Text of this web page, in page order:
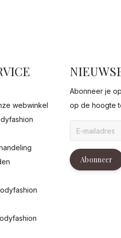
webwinkel
Abonneer je
op de hoogte
Abonneer